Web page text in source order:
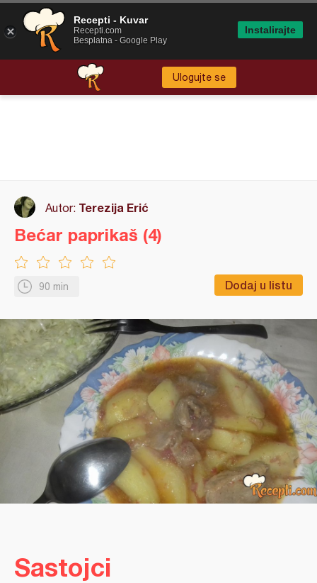
Ulogujte se
Autor: Terezija Erić
90 min Dodaj u listu
Bećar paprikaš (4)
Sastojci
Recepti - Kuvar
Recepti.com
Besplatna - Google Play
Instalirajte